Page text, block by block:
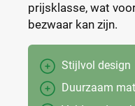
prijsklasse, wat
bezwaar kan zijn.
Stijlvol design
Duurzaam